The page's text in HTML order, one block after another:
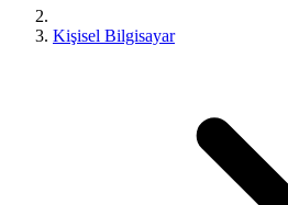
Kişisel Bilgisayar